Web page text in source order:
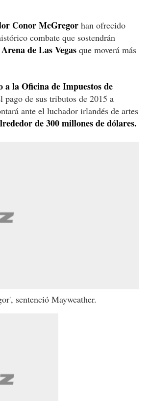
Conor McGregor han ofrecido
combate que sostendrán
de Las Vegas que moverá más
a la Oficina de Impuestos de
pago de sus tributos de 2015 a
ante el luchador irlandés de artes
de 300 millones de dólares.
sentenció Mayweather.